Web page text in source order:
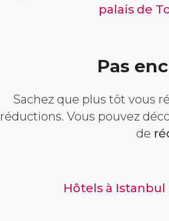
palais de
Pas
Sachez que plus tôt vous
réductions. Vous pouvez
de
Hôtels à Istanbul